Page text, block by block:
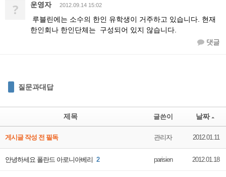
? 운영자 2012.09.14 15:02
루블린에는 소수의 한인 유학생이 거주하고 있습니다. 현재
한인회나 한인단체는 구성되어 있지 않습니다.
댓글
질문과대답
제목 글쓴이 날짜
게시글 작성 전 필독 관리자 2012.01.11
안녕하세요 폴란드 아로니아베리 2 parisien 2012.01.18